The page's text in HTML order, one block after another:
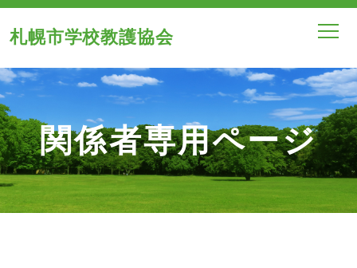
札幌市学校教護協会
関係者専用ページ